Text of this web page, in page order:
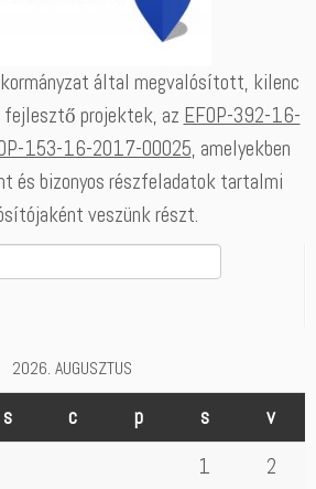
által megvalósított, kilenc
projektek, az EFOP-392-16-
153-16-2017-00025, amelyekben
és bizonyos részfeladatok tartalmi
veszünk részt.
2026. AUGUSZTUS
s c p s
v
1
2